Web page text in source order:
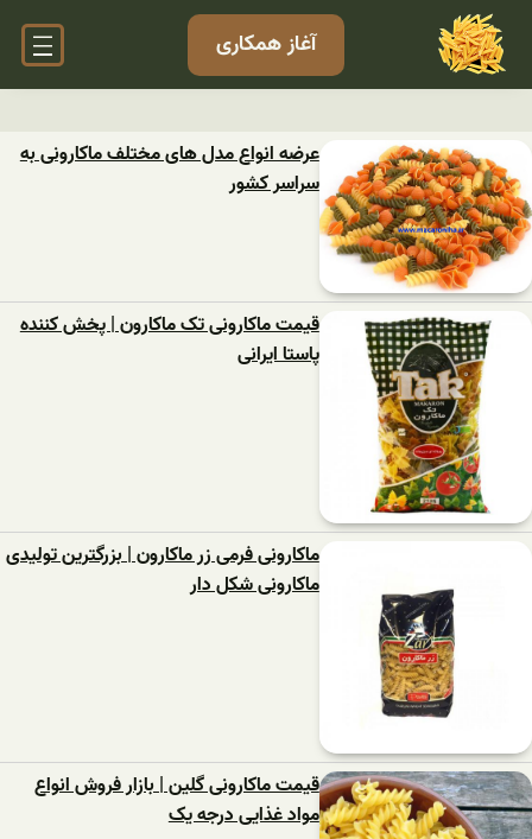
آغاز همکاری
عرضه انواع مدل های مختلف ماکارونی به
سراسر کشور
قیمت ماکارونی تک ماکارون | پخش کننده
پاستا ایرانی
ماکارونی فرمی زر ماکارون | بزرگترین تولیدی
ماکارونی شکل دار
قیمت ماکارونی گلین | بازار فروش انواع
مواد غذایی درجه یک